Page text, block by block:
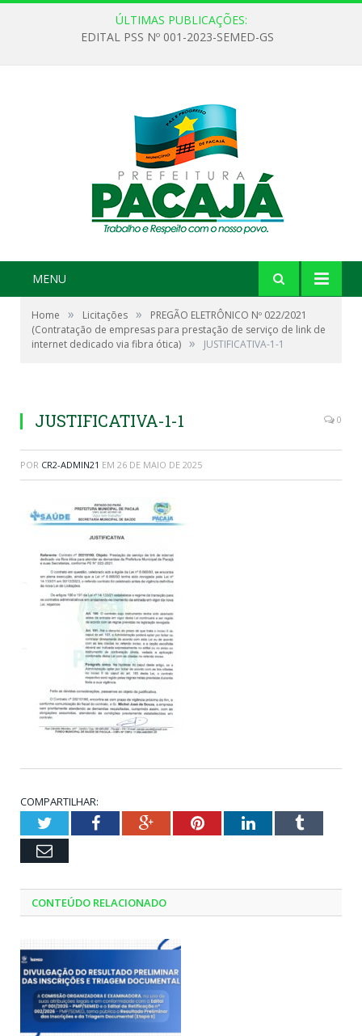
ÚLTIMAS PUBLICAÇÕES:
EDITAL PSS Nº 001-2023-SEMED-GS
MENU
Home » Licitações »
PREGÃO ELETRÔNICO Nº 022/2021
(Contratação de empresas para prestação de serviço de link de
internet dedicado via fibra ótica) » JUSTIFICATIVA-1-1
JUSTIFICATIVA-1-1 0
POR CR2-ADMIN21 EM 26 DE MAIO DE 2025
COMPARTILHAR:
TwitterFacebookGoogle+PinterestLinkedInTumblr
Email
CONTEÚDO RELACIONADO